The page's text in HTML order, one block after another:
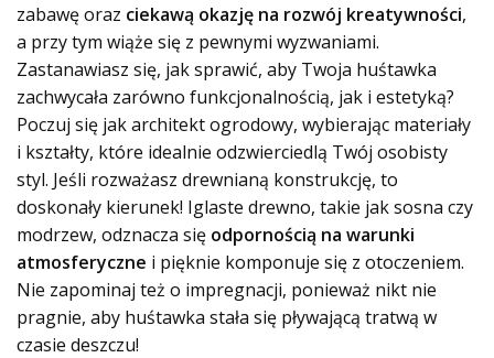
zabawę oraz ciekawą okazję na rozwój kreatywności,
a przy tym wiąże się z pewnymi wyzwaniami.
Zastanawiasz się, jak sprawić, aby Twoja huśtawka
zachwycała zarówno funkcjonalnością, jak i estetyką?
Poczuj się jak architekt ogrodowy, wybierając materiały
i kształty, które idealnie odzwierciedlą Twój osobisty
styl. Jeśli rozważasz drewnianą konstrukcję, to
doskonały kierunek! Iglaste drewno, takie jak sosna czy
modrzew, odznacza się odpornością na warunki
atmosferyczne i pięknie komponuje się z otoczeniem.
Nie zapominaj też o impregnacji, ponieważ nikt nie
pragnie, aby huśtawka stała się pływającą tratwą w
czasie deszczu!